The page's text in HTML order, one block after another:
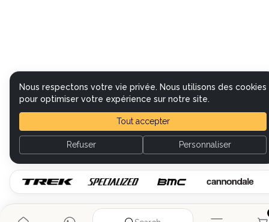
Nous respectons votre vie privée. Nous utilisons des cookies
pour optimiser votre expérience sur notre site.
Tout accepter
Refuser Personnaliser